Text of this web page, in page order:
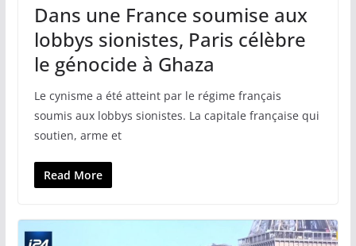
Dans une France soumise aux
lobbys sionistes, Paris célèbre
le génocide à Ghaza
Le cynisme a été atteint par le régime français
soumis aux lobbys sionistes. La capitale française qui
soutien, arme et
Read More